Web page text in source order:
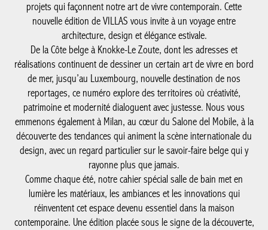
projets qui façonnent notre art de vivre contemporain. Cette
nouvelle édition de VILLAS vous invite à un voyage entre
architecture, design et élégance estivale.
De la Côte belge à Knokke-Le Zoute, dont les adresses et
réalisations continuent de dessiner un certain art de vivre en bord
de mer, jusqu’au Luxembourg, nouvelle destination de nos
reportages, ce numéro explore des territoires où créativité,
patrimoine et modernité dialoguent avec justesse. Nous vous
emmenons également à Milan, au cœur du Salone del Mobile, à la
découverte des tendances qui animent la scène internationale du
design, avec un regard particulier sur le savoir-faire belge qui y
rayonne plus que jamais.
Comme chaque été, notre cahier spécial salle de bain met en
lumière les matériaux, les ambiances et les innovations qui
réinventent cet espace devenu essentiel dans la maison
contemporaine. Une édition placée sous le signe de la découverte,